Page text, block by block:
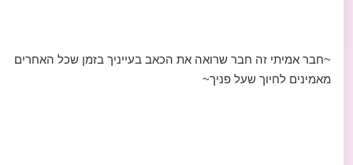
~חבר אמיתי זה חבר שרואה את הכאב בעייניך בזמן שכל האחרים
מאמינים לחיוך שעל פניך~